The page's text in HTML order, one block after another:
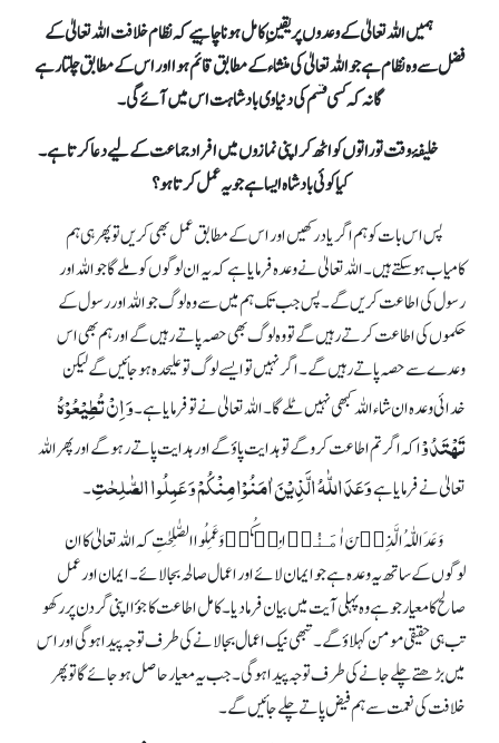
ہمیں اللہ تعالیٰ کے وعدوں پر یقینِ کامل ہونا چاہیے کہ نظام خلافت اللہ تعالیٰ کے
فضل سے وہ نظام ہے جو اللہ تعالیٰ کی منشاء کے مطابق قائم ہوا اور اس کے مطابق چلتا رہے
گا نہ کہ کسی قسم کی دنیاوی بادشاہت اس میں آئے گی۔
خلیفۂ وقت تو راتوں کو اٹھ کر اپنی نمازوں میں افراد جماعت کے لیے دعا کرتا ہے۔
کیا کوئی بادشاہ ایسا ہے جو یہ عمل کرتا ہو؟
پس اس بات کو ہم اگر یاد رکھیں اور اس کے مطابق عمل بھی کریں تو پھر ہی ہم
کامیاب ہو سکتے ہیں۔ اللہ تعالیٰ نے وعدہ فرمایا ہے کہ یہ ان لوگوں کو ملے گا جو اللہ اور
رسول کی اطاعت کریں گے۔ پس جب تک ہم میں سے وہ لوگ جو اللہ اور رسول کے
حکموں کی اطاعت کرتے رہیں گے تو وہ لوگ بھی حصہ پاتے رہیں گے اور ہم بھی اس
وعدے سے حصہ پاتے رہیں گے۔ اگر نہیں تو ایسے لوگ تو علیحدہ ہو جائیں گے لیکن
خدائی وعدہ ان شاء اللہ کبھی نہیں ٹلے گا۔ اللہ تعالیٰ نے تو فرمایا ہے۔وَ اِنۡ تُطِیۡعُوۡہُ
تَہۡتَدُوۡا کہ اگر تم اطاعت کرو گے تو ہدایت پاؤ گے اور ہدایت پاتے رہو گے اور پھر اللہ
تعالیٰ نے فرمایا ہےوَعَدَاللّٰہُ الَّذِیۡنَ اٰمَنُوۡا مِنۡکُمۡ وَ عَمِلُوا الصّٰلِحٰتِ۔
وَعَدَ اللّٰہُ الَّذِیۡنَ اٰمَنُوۡا مِنۡکُمۡ وَ عَمِلُوا الصّٰلِحٰتِ کہ اللہ تعالیٰ کا ان
لوگوں کے ساتھ یہ وعدہ ہے جو ایمان لائے اور اعمال صالحہ بجا لائے۔ ایمان اور عمل
صالح کا معیار جو ہے وہ پہلی آیت میں بیان فرما دیا۔ کامل اطاعت کا جؤا اپنی گردن پر رکھو
تب ہی حقیقی مومن کہلاؤ گے۔ تبھی نیک اعمال بجا لانے کی طرف توجہ پیدا ہو گی اور اس
میں بڑھتے چلے جانے کی طرف توجہ پیدا ہو گی۔ جب یہ معیار حاصل ہو جائے گا تو پھر
خلافت کی نعمت سے ہم فیض پاتے چلے جائیں گے۔